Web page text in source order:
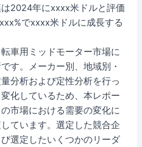
2024年にxxxx米ドルと評価
でxxxx米ドルに成長する
車用ミッドモーター市場に
す。メーカー別、地域別・
分析および定性分析を行っ
化しているため、本レポー
市場における需要の変化に
ています。選定した競合企
選定したいくつかのリーダ